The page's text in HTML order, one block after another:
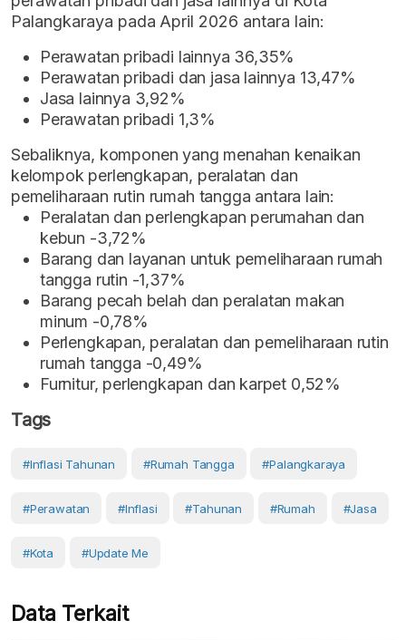
Palangkaraya pada April 2026 antara lain:
Perawatan pribadi lainnya 36,35%
Perawatan pribadi dan jasa lainnya 13,47%
Jasa lainnya 3,92%
Perawatan pribadi 1,3%
Sebaliknya, komponen yang menahan kenaikan
kelompok perlengkapan, peralatan dan
pemeliharaan rutin rumah tangga antara lain:
Peralatan dan perlengkapan perumahan dan
kebun -3,72%
Barang dan layanan untuk pemeliharaan rumah
tangga rutin -1,37%
Barang pecah belah dan peralatan makan
minum -0,78%
Perlengkapan, peralatan dan pemeliharaan rutin
rumah tangga -0,49%
Furnitur, perlengkapan dan karpet 0,52%
Tags
#inflasi Tahunan #Rumah Tangga #Palangkaraya
#perawatan #Inflasi #Tahunan #Rumah #Jasa
#Kota #Update Me
Data Terkait